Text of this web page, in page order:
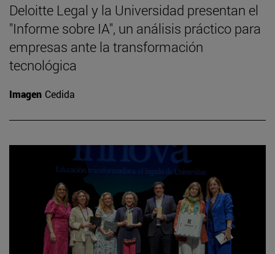
Deloitte Legal y la Universidad presentan el
"Informe sobre IA", un análisis práctico para
empresas ante la transformación
tecnológica
Imagen Cedida